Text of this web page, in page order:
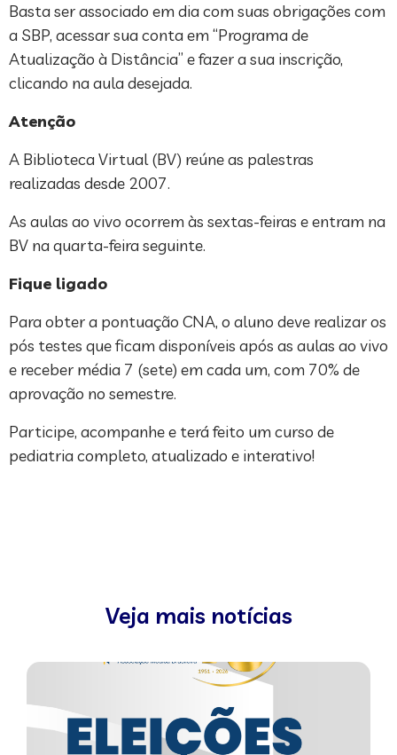
Basta ser associado em dia com suas obrigações com
a SBP, acessar sua conta em “Programa de
Atualização à Distância” e fazer a sua inscrição,
clicando na aula desejada.
Atenção
A Biblioteca Virtual (BV) reúne as palestras
realizadas desde 2007.
As aulas ao vivo ocorrem às sextas-feiras e entram na
BV na quarta-feira seguinte.
Fique ligado
Para obter a pontuação CNA, o aluno deve realizar os
pós testes que ficam disponíveis após as aulas ao vivo
e receber média 7 (sete) em cada um, com 70% de
aprovação no semestre.
Participe, acompanhe e terá feito um curso de
pediatria completo, atualizado e interativo!
Veja mais notícias